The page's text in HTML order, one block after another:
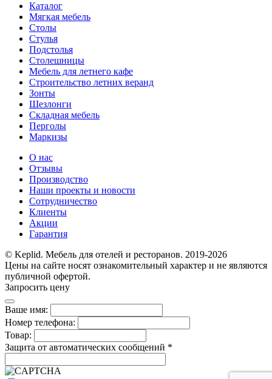
Каталог
Мягкая мебель
Столы
Стулья
Подстолья
Столешницы
Мебель для летнего кафе
Строительство летних веранд
Зонты
Шезлонги
Складная мебель
Перголы
Маркизы
О нас
Отзывы
Производство
Наши проекты и новости
Сотрудничество
Клиенты
Акции
Гарантия
© Keplid. Мебель для отелей и ресторанов. 2019-2026
Цены на сайте носят ознакомительный характер и не являются
публичной офертой.
Запросить цену
Ваше имя:
Номер телефона:
Товар:
Защита от автоматических сообщений *